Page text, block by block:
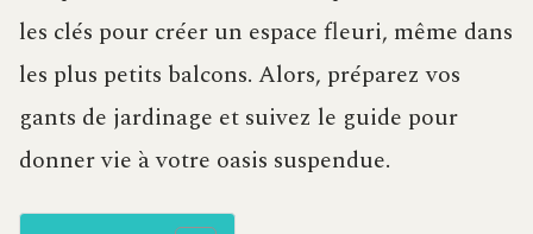
les clés pour créer un espace fleuri, même dans
les plus petits balcons. Alors, préparez vos
gants de jardinage et suivez le guide pour
donner vie à votre oasis suspendue.